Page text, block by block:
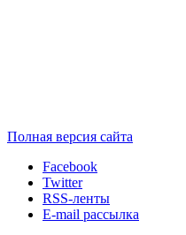
Полная версия сайта
Facebook
Twitter
RSS-ленты
E-mail рассылка